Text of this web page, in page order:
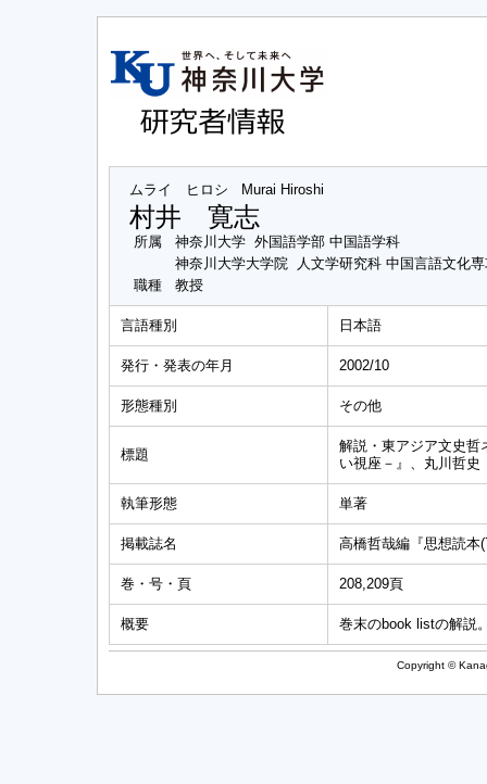
ムライ ヒロシ Murai Hiroshi
村井 寛志
所属
神奈川大学 外国語学部 中国語学科
神奈川大学大学院 人文学研究科 中国言語文化
職種
教授
言語種別 日本語
発行・発表の年月 2002/10
形態種別 その他
標題
解説・東アジア文史哲
い視座－』、丸川哲史
執筆形態 単著
掲載誌名 高橋哲哉編『思想読本
巻・号・頁 208,209頁
概要 巻末のbook listの解説
Copyright ©